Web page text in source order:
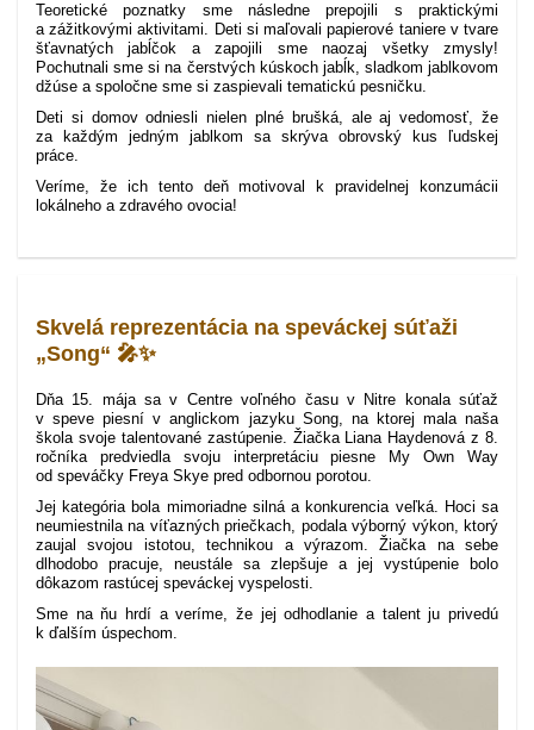
Teoretické poznatky sme následne prepojili s praktickými
a zážitkovými aktivitami. Deti si maľovali papierové taniere v tvare
šťavnatých jabĺčok a zapojili sme naozaj všetky zmysly!
Pochutnali sme si na čerstvých kúskoch jabĺk, sladkom jablkovom
džúse a spoločne sme si zaspievali tematickú pesničku.
Deti si domov odniesli nielen plné brušká, ale aj vedomosť, že
za každým jedným jablkom sa skrýva obrovský kus ľudskej
práce.
Veríme, že ich tento deň motivoval k pravidelnej konzumácii
lokálneho a zdravého ovocia!
Skvelá reprezentácia na speváckej súťaži
„Song“ 🎤✨
Dňa 15. mája sa v Centre voľného času v Nitre konala súťaž
v speve piesní v anglickom jazyku Song, na ktorej mala naša
škola svoje talentované zastúpenie. Žiačka Liana Haydenová z 8.
ročníka predviedla svoju interpretáciu piesne My Own Way
od speváčky Freya Skye pred odbornou porotou.
Jej kategória bola mimoriadne silná a konkurencia veľká. Hoci sa
neumiestnila na víťazných priečkach, podala výborný výkon, ktorý
zaujal svojou istotou, technikou a výrazom. Žiačka na sebe
dlhodobo pracuje, neustále sa zlepšuje a jej vystúpenie bolo
dôkazom rastúcej speváckej vyspelosti.
Sme na ňu hrdí a veríme, že jej odhodlanie a talent ju privedú
k ďalším úspechom.